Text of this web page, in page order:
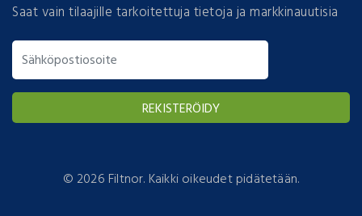
Saat vain tilaajille tarkoitettuja tietoja ja markkinauutisia
© 2026 Filtnor. Kaikki oikeudet pidätetään.